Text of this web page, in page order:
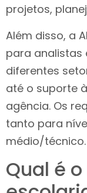
projetos,
Além disso, a
para analistas
diferentes
até o suporte
agência. Os
tanto para
médio/técnico.
Qual é